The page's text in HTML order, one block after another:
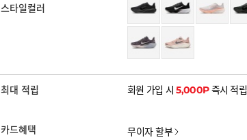
로그인 후 등급 혜택을 확인하세요
스타일컬러
최대 적립 회원 가입 시5,000P즉시 적립
카드혜택 무이자 할부